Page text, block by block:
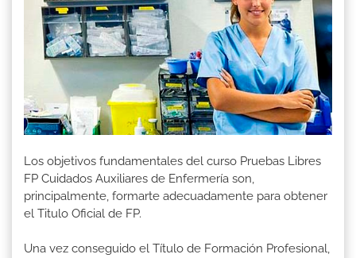
Los objetivos fundamentales del curso Pruebas Libres
FP Cuidados Auxiliares de Enfermería son,
principalmente, formarte adecuadamente para obtener
el Titulo Oficial de FP.
Una vez conseguido el Título de Formación Profesional,